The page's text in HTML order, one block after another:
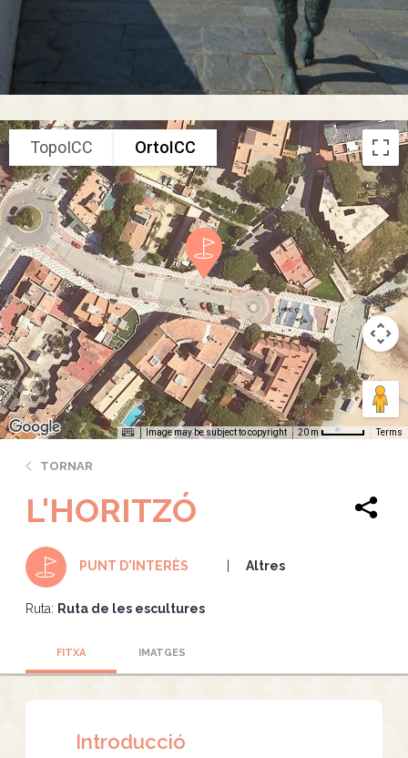
TopoICC OrtoICC
Image may be subject to copyright 20 m Terms
TORNAR
L'HORITZÓ
PUNT D'INTERÈS Altres
Ruta: Ruta de les escultures
FITXA IMATGES
Introducció